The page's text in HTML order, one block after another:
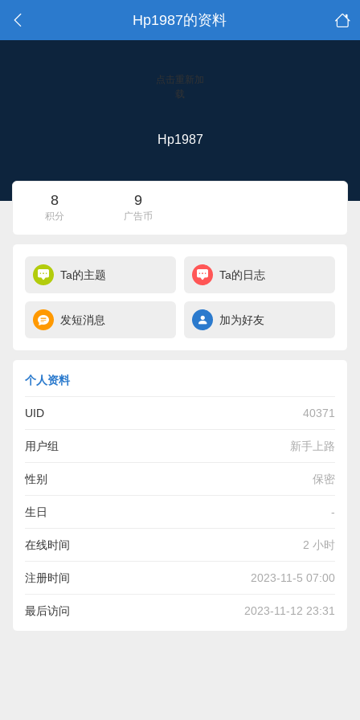
Hp1987的资料
点击重新加
载
Hp1987
8
积分
9
广告币
Ta的主题 Ta的日志
发短消息 加为好友
个人资料
UID 40371
用户组 新手上路
性别 保密
生日 -
在线时间 2 小时
注册时间 2023-11-5 07:00
最后访问 2023-11-12 23:31